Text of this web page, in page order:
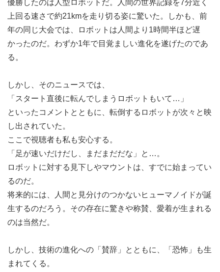
優勝したのは人型ロボットだ。人間の世界記録を7分近く
上回る速さで約21kmを走り切る姿に驚いた。しかも、前
年の同じ大会では、ロボットは人間より1時間半ほど遅
かったのだ。わずか1年で目覚ましい進化を遂げたのであ
る。
しかし、そのニュースでは、
「スタート直後に転んでしまうロボットもいて…」
といったコメントとともに、転倒するロボットが次々と映
し出されていた。
ここで視聴者も私も安心する。
「足が速いだけだし、まだまだだな」と…。
ロボットに対する見下しやマウントは、すでに始まってい
るのだ。
将来的には、人間と見分けのつかないヒューマノイドが誕
生するのだろう。その存在に驚きや称賛、愛着が生まれる
のは当然だ。
しかし、技術の進化への「賛辞」とともに、「恐怖」も生
まれてくる。